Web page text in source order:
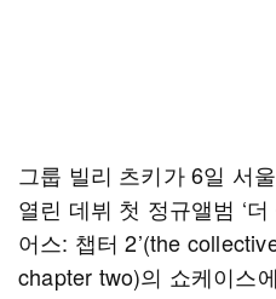
그룹 빌리 츠키가 6일 서
열린 데뷔 첫 정규앨범 ‘
어스: 챕터 2’(the
chapter two)의 쇼케이스